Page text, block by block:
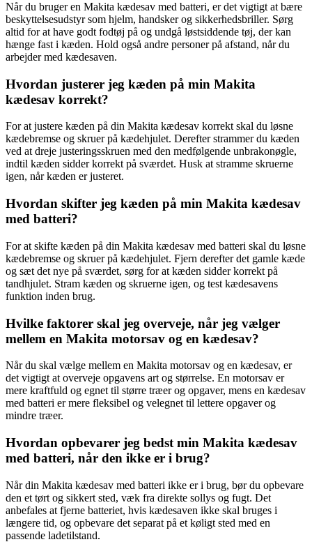
Når du bruger en Makita kædesav med batteri, er det vigtigt at bære
beskyttelsesudstyr som hjelm, handsker og sikkerhedsbriller. Sørg
altid for at have godt fodtøj på og undgå løstsiddende tøj, der kan
hænge fast i kæden. Hold også andre personer på afstand, når du
arbejder med kædesaven.
Hvordan justerer jeg kæden på min Makita
kædesav korrekt?
For at justere kæden på din Makita kædesav korrekt skal du løsne
kædebremse og skruer på kædehjulet. Derefter strammer du kæden
ved at dreje justeringsskruen med den medfølgende unbrakonøgle,
indtil kæden sidder korrekt på sværdet. Husk at stramme skruerne
igen, når kæden er justeret.
Hvordan skifter jeg kæden på min Makita kædesav
med batteri?
For at skifte kæden på din Makita kædesav med batteri skal du løsne
kædebremse og skruer på kædehjulet. Fjern derefter det gamle kæde
og sæt det nye på sværdet, sørg for at kæden sidder korrekt på
tandhjulet. Stram kæden og skruerne igen, og test kædesavens
funktion inden brug.
Hvilke faktorer skal jeg overveje, når jeg vælger
mellem en Makita motorsav og en kædesav?
Når du skal vælge mellem en Makita motorsav og en kædesav, er
det vigtigt at overveje opgavens art og størrelse. En motorsav er
mere kraftfuld og egnet til større træer og opgaver, mens en kædesav
med batteri er mere fleksibel og velegnet til lettere opgaver og
mindre træer.
Hvordan opbevarer jeg bedst min Makita kædesav
med batteri, når den ikke er i brug?
Når din Makita kædesav med batteri ikke er i brug, bør du opbevare
den et tørt og sikkert sted, væk fra direkte sollys og fugt. Det
anbefales at fjerne batteriet, hvis kædesaven ikke skal bruges i
længere tid, og opbevare det separat på et køligt sted med en
passende ladetilstand.